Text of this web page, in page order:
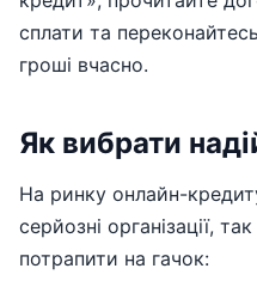
сплати та
гроші вчасно.
Як вибрати
На ринку онлайн-
серйозні організації,
потрапити на гачок: